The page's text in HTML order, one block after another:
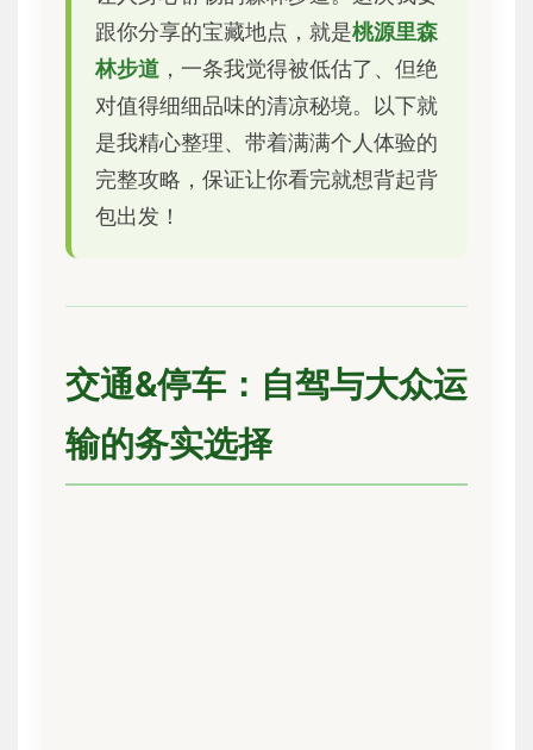
跟你分享的宝藏地点，就是桃源里森
林步道 ，一条我觉得被低估了、但绝
对值得细细品味的清凉秘境。以下就
是我精心整理、带着满满个人体验的
完整攻略，保证让你看完就想背起背
包出发！
交通&停车：自驾与大众运
输的务实选择